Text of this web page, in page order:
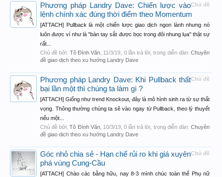
Chủ đề
Phương pháp Landry Dave: Chiến lược vào
lệnh chính xác đúng thời điểm theo Momentum
[ATTACH] Pullback là một chiến lược giao dịch ngon lành nhưng nó
luôn được ví như là "bàn tay sắt được bọc trong đôi nhung lụa" thật sự
rất...
Chủ đề bởi: Tô Đình Văn 11/3/19 , 0 lần trả lời, trong diễn đàn:Chuyên
đề giao dịch theo xu hướng Landry Dave
Chủ đề
Phương pháp Landry Dave: Khi Pullback thất
bại lần một thì chúng ta làm gì ?
[ATTACH] Giống như trend Knockout, đây là mô hình sinh ra từ sự thất
vọng. Thông thường chúng ta sẽ vào ngay từ Pullback, theo lý thuyết
nếu một...
Chủ đề bởi:Tô Đình Văn, 10/3/19, 0 lần trả lời, trong diễn đàn:Chuyên
đề giao dịch theo xu hướng Landry Dave
Chủ đề
Góc nhỏ chia sẻ - Hạn chế rủi ro khi giá xuyên
phá vùng Cung-Cầu
[ATTACH] Chào các bằng hữu, nay 8-3 mình chúc toàn thể Phụ nữ